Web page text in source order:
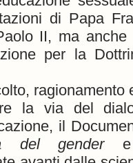
di Papa
II, ma
per la
ragionamento
la via del
il
del gendere